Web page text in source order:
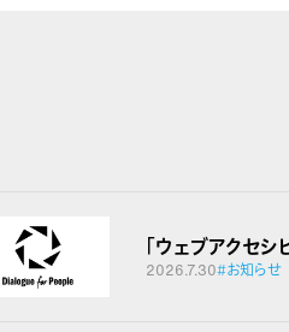
「ウェブアクセ
2026.7.30#お知らせ